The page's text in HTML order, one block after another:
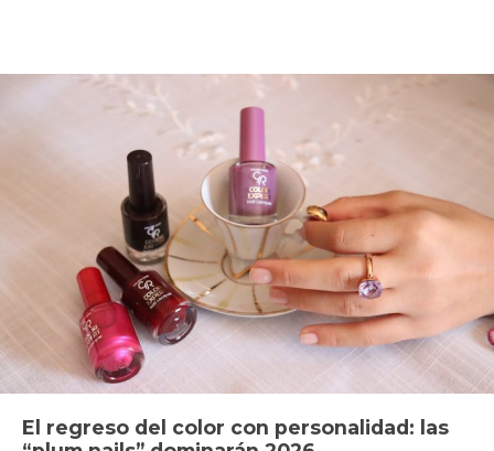
El regreso del color con personalidad: las